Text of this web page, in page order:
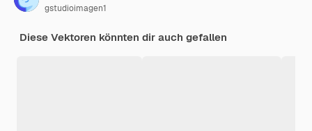
gstudioimagen1
Diese Vektoren könnten dir auch gefallen